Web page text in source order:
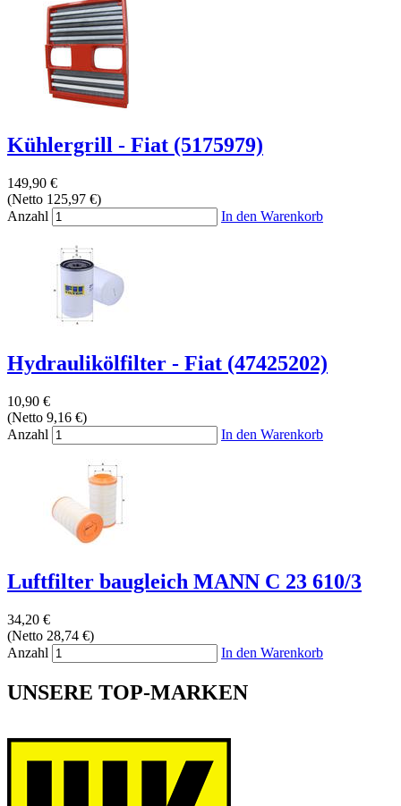
Kühlergrill - Fiat (5175979)
149,90 €
(Netto 125,97 €)
Anzahl
In den Warenkorb
Hydraulikölfilter - Fiat (47425202)
10,90 €
(Netto 9,16 €)
Anzahl
In den Warenkorb
Luftfilter baugleich MANN C 23 610/3
34,20 €
(Netto 28,74 €)
Anzahl
In den Warenkorb
UNSERE TOP-MARKEN